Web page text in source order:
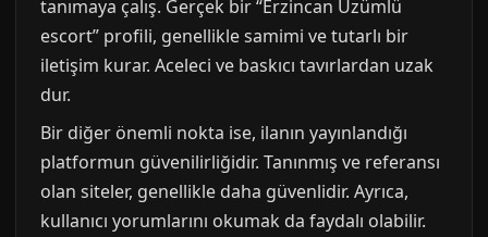
tanımaya çalış. Gerçek bir “Erzincan Üzümlü
escort” profili, genellikle samimi ve tutarlı bir
iletişim kurar. Aceleci ve baskıcı tavırlardan uzak
dur.
Bir diğer önemli nokta ise, ilanın yayınlandığı
platformun güvenilirliğidir. Tanınmış ve referansı
olan siteler, genellikle daha güvenlidir. Ayrıca,
kullanıcı yorumlarını okumak da faydalı olabilir.